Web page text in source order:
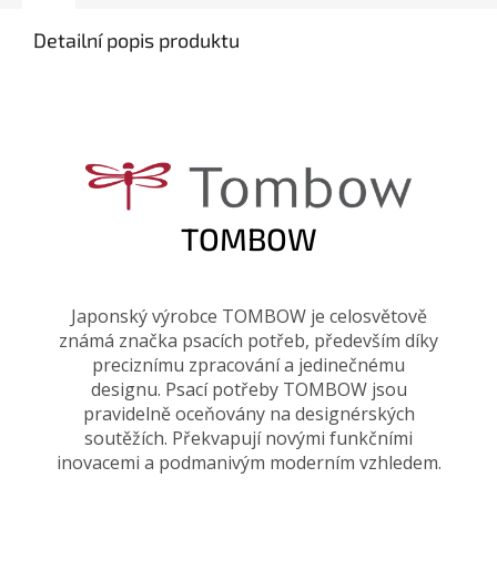
Detailní popis produktu
TOMBOW
Japonský výrobce TOMBOW je celosvětově
známá značka psacích potřeb, především díky
preciznímu zpracování a jedinečnému
designu. Psací potřeby TOMBOW jsou
pravidelně oceňovány na designérských
soutěžích. Překvapují novými funkčními
inovacemi a podmanivým moderním vzhledem.